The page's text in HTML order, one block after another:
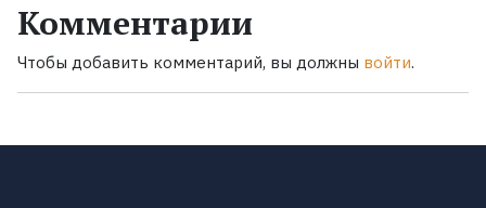
Комментарии
Чтобы добавить комментарий, вы должны войти.